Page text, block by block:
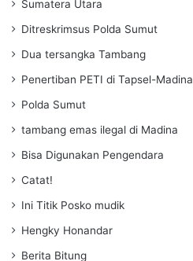
Sumatera Utara
Ditreskrimsus Polda Sumut
Dua tersangka Tambang
Penertiban PETI di Tapsel-Madina
Polda Sumut
tambang emas ilegal di Madina
Bisa Digunakan Pengendara
Catat!
Ini Titik Posko mudik
Hengky Honandar
Berita Bitung